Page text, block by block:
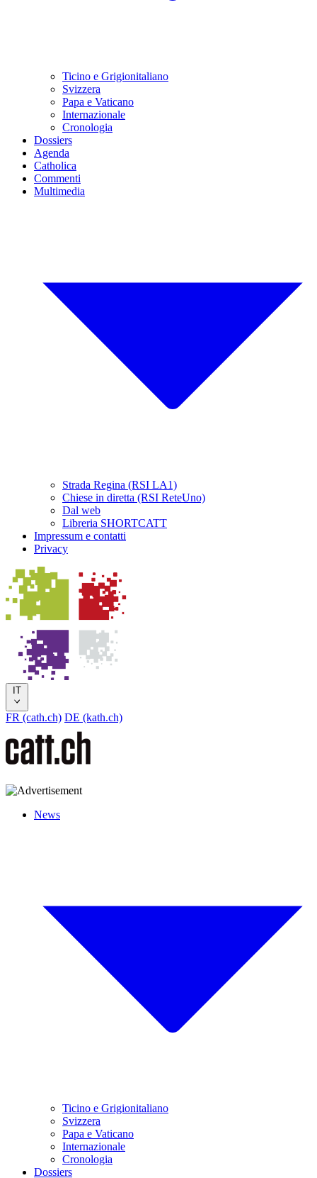
Ticino e Grigionitaliano
Svizzera
Papa e Vaticano
Internazionale
Cronologia
Dossiers
Agenda
Catholica
Commenti
Multimedia
Strada Regina (RSI LA1)
Chiese in diretta (RSI ReteUno)
Dal web
Libreria SHORTCATT
Impressum e contatti
Privacy
IT
FR (cath.ch) DE (kath.ch)
News
Ticino e Grigionitaliano
Svizzera
Papa e Vaticano
Internazionale
Cronologia
Dossiers